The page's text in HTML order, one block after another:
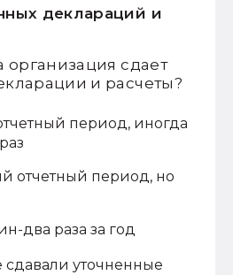
деклараций и
организация сдает
и расчеты?
период, иногда
отчетный период, но
два раза за год
сдавали уточненные